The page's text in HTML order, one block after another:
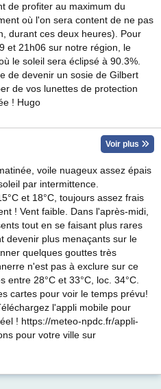
de profiter au maximum du
où l'on sera content de ne pas
durant ces deux heures). Pour
et 21h06 sur notre région, le
le soleil sera éclipsé à 90.3%.
de devenir un sosie de Gilbert
de vos lunettes de protection
! Hugo
Voir plus
voile nuageux assez épais
par intermittence.
et 18°C, toujours assez frais
! Vent faible. Dans l'après-midi,
tout en se faisant plus rares
devenir plus menaçants sur le
quelques gouttes très
n'est pas à exclure sur ce
entre 28°C et 33°C, loc. 34°C.
cartes pour voir le temps prévu!
l'appli mobile pour
! https://meteo-npdc.fr/appli-
pour votre ville sur